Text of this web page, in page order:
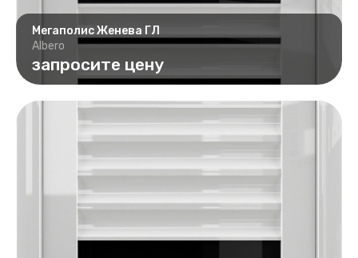
Мегаполис Женева ГЛ
Albero
запросите цену